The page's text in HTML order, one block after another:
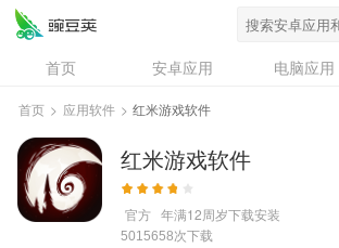
首页 安卓应用 电脑应用
资讯
专题
问答
首页 > 应用软件 > 红米游戏软件
红米游戏软件
官方 年满12周岁下载安装
5015658次下载